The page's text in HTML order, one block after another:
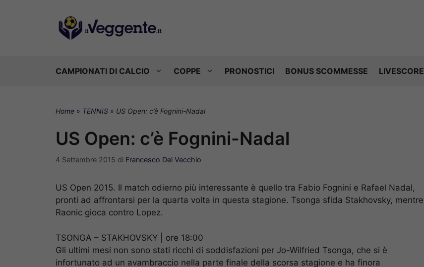
CAMPIONATI DI CALCIO COPPE PRONOSTICI BONUS SCOMMESSE LIVESCORE
Home » TENNIS » US Open: c’è Fognini-Nadal
US Open: c’è Fognini-Nadal
4 Settembre 2015 di Francesco Del Vecchio
US Open 2015. Il match odierno più interessante è quello tra Fabio Fognini e Rafael Nadal,
pronti ad affrontarsi per la quarta volta in questa stagione. Tsonga sfida Stakhovsky, mentre
Raonic gioca contro Lopez.
TSONGA – STAKHOVSKY | ore 18:00
Gli ultimi mesi non sono stati ricchi di soddisfazioni per Jo-Wilfried Tsonga, che si è
infortunato ad un avambraccio nella parte finale della scorsa stagione e ha finora